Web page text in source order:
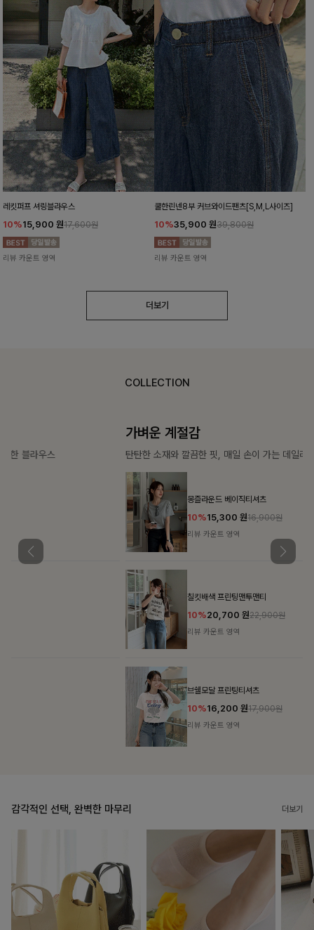
레킷퍼프 셔링블라우스
10%15,900 원17,600원
리뷰 카운트 영역
쿨한린넨8부 커브와이드팬츠[S,M,L사이즈]
10%35,900 원39,800원
리뷰 카운트 영역
더보기
COLLECTION
탄탄한 소재와 깔끔한 핏, 매일 손이 가는 데일리 티셔츠
몽즐라운드 베이직티셔츠
원 16,900원
칠킷배색 프린팅맨투맨티
원22,900원
브쉘모달 프린팅티셔츠
17,900원
감각적인 선택, 완벽한 마무리 더보기